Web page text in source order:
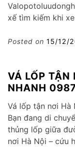
xế tìm kiếm khi
Posted on 15/12/
VÁ LỐP TẬN
NHANH
Vá lốp tận nơi Hà
Bạn đang di
thủng lốp giữa
nơi Hà Nội – cứu